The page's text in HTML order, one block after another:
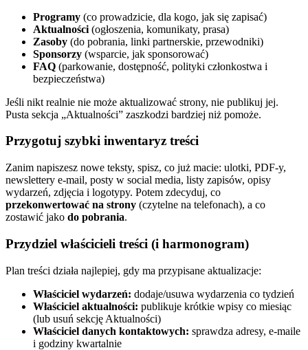
Programy (co prowadzicie, dla kogo, jak się zapisać)
Aktualności (ogłoszenia, komunikaty, prasa)
Zasoby (do pobrania, linki partnerskie, przewodniki)
Sponsorzy (wsparcie, jak sponsorować)
FAQ (parkowanie, dostępność, polityki członkostwa i
bezpieczeństwa)
Jeśli nikt realnie nie może aktualizować strony, nie publikuj jej.
Pusta sekcja „Aktualności” zaszkodzi bardziej niż pomoże.
Przygotuj szybki inwentaryz treści
Zanim napiszesz nowe teksty, spisz, co już macie: ulotki, PDF-y,
newslettery e-mail, posty w social media, listy zapisów, opisy
wydarzeń, zdjęcia i logotypy. Potem zdecyduj, co
przekonwertować na strony (czytelne na telefonach), a co
zostawić jako do pobrania.
Przydziel właścicieli treści (i harmonogram)
Plan treści działa najlepiej, gdy ma przypisane aktualizacje:
Właściciel wydarzeń: dodaje/usuwa wydarzenia co tydzień
Właściciel aktualności: publikuje krótkie wpisy co miesiąc
(lub usuń sekcję Aktualności)
Właściciel danych kontaktowych: sprawdza adresy, e-maile
i godziny kwartalnie